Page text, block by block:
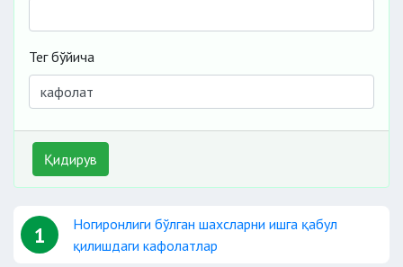
Тег бўйича
Қидирув
1
Ногиронлиги бўлган шахсларни ишга қабул
қилишдаги кафолатлар